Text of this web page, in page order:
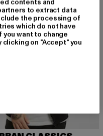
to extract data
the processing of
which do not have
want to change
on "Accept" you